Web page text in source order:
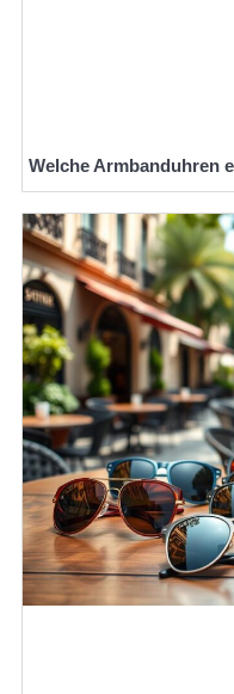
Welche Armbanduhren